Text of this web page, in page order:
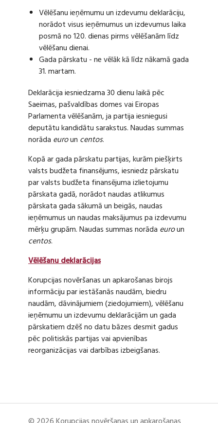
Vēlēšanu ieņēmumu un izdevumu deklarāciju,
norādot visus ieņēmumus un izdevumus laika
posmā no 120. dienas pirms vēlēšanām līdz
vēlēšanu dienai.
Gada pārskatu - ne vēlāk kā līdz nākamā gada
31. martam.
Deklarācija iesniedzama 30 dienu laikā pēc
Saeimas, pašvaldības domes vai Eiropas
Parlamenta vēlēšanām, ja partija iesniegusi
deputātu kandidātu sarakstus. Naudas summas
norāda euroun centos.
Kopā ar gada pārskatu partijas, kurām piešķirts
valsts budžeta finansējums, iesniedz pārskatu
par valsts budžeta finansējuma izlietojumu
pārskata gadā, norādot naudas atlikumus
pārskata gada sākumā un beigās, naudas
ieņēmumus un naudas maksājumus pa izdevumu
mērķu grupām. Naudas summas norāda euroun
centos.
Vēlēšanu deklarācijas
Korupcijas novēršanas un apkarošanas birojs
informāciju par iestāšanās naudām, biedru
naudām, dāvinājumiem (ziedojumiem), vēlēšanu
ieņēmumu un izdevumu deklarācijām un gada
pārskatiem dzēš no datu bāzes desmit gadus
pēc politiskās partijas vai apvienības
reorganizācijas vai darbības izbeigšanas.